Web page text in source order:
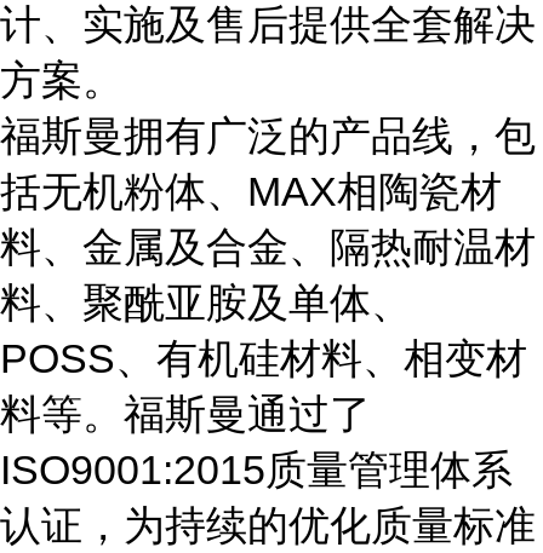
计、实施及售后提供全套解决
方案。
福斯曼拥有广泛的产品线，包
括无机粉体、MAX相陶瓷材
料、金属及合金、隔热耐温材
料、聚酰亚胺及单体、
POSS、有机硅材料、相变材
料等。福斯曼通过了
ISO9001:2015质量管理体系
认证，为持续的优化质量标准